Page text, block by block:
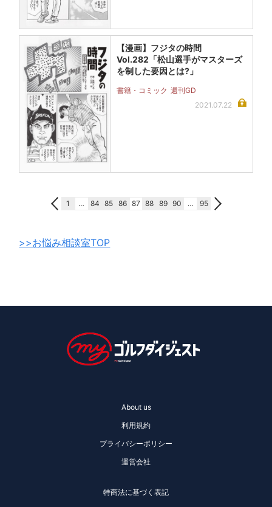
【漫画】フジタの時間
Vol.282「松山選手がマスターズ
を制した要因とは?」
書籍・コミック 週刊GD
2021.07.22
1 … 84 85 86 87 88 89 90 … 95
>>お悩み相談室TOP
About us
利用規約
プライバシーポリシー
運営会社
特商法に基づく表記